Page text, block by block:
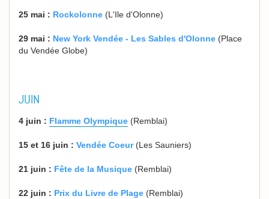
25 mai : Rockolonne (L'Ile d'Olonne)
29 mai : New York Vendée - Les Sables d'Olonne (Place
du Vendée Globe)
JUIN
4 juin : Flamme Olympique (Remblai)
15 et 16 juin : Vendée Coeur(Les Sauniers)
21 juin : Fête de la Musique (Remblai)
22 juin : Prix du Livre de Plage (Remblai)